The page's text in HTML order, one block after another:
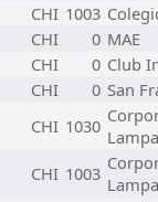
CHI 1003
CHI 0 MAE
CHI 0 Club
CHI 0 San
CHI 1030 Lampa
CHI 1003 Lampa